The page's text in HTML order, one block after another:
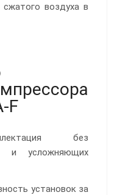
воздуха в
F
без
и усложняющих
установок за